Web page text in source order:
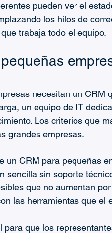
pueden ver el
los hilos de
trabaja todo el equipo.
necesitan un CRM
un equipo de IT
Los criterios que
grandes empresas.
un CRM para pequeñas
sencilla sin soporte
que no aumentan
las herramientas que el
para que los